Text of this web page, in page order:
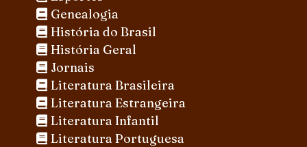
Genealogia
História do Brasil
História Geral
Jornais
Literatura Brasileira
Literatura Estrangeira
Literatura Infantil
Literatura Portuguesa